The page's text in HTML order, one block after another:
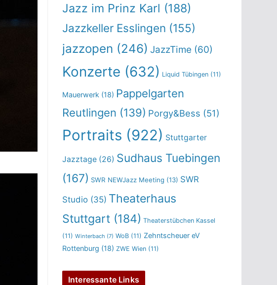
Jazz im Prinz Karl (188)
Jazzkeller Esslingen (155)
jazzopen (246) JazzTime (60)
Konzerte (632) Liquid Tübingen (11)
Mauerwerk (18) Pappelgarten
Reutlingen (139) Porgy&Bess (51)
Portraits (922) Stuttgarter
Jazztage (26) Sudhaus Tuebingen
(167) SWR NEWJazz Meeting (13) SWR
Studio (35) Theaterhaus
Stuttgart (184) Theaterstübchen Kassel
(11) Winterbach (7) WoB (11) Zehntscheuer eV
Rottenburg (18) ZWE Wien (11)
Interessante Links